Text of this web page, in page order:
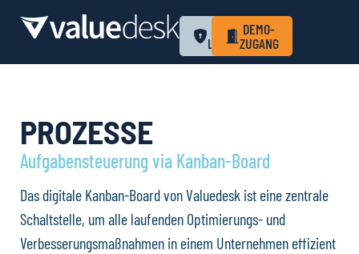
ZUM
LOGIN
DEMO-
ZUGANG
PROZESSE
Aufgabensteuerung via Kanban-Board
Das digitale Kanban-Board von Valuedesk ist eine zentrale
Schaltstelle, um alle laufenden Optimierungs- und
Verbesserungsmaßnahmen in einem Unternehmen effizient